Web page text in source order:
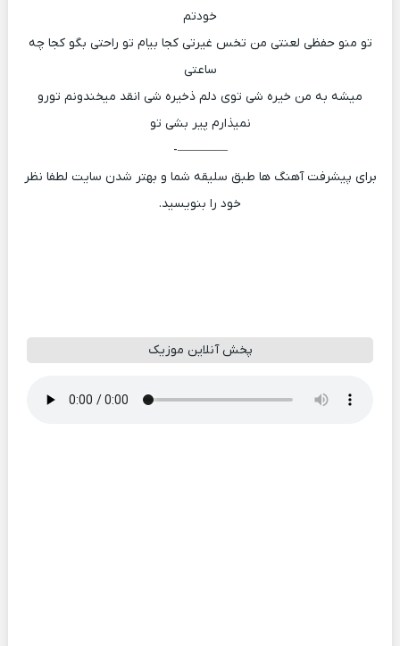
خودتم
تو منو حفظی لعنتی من تخس غیرتی کجا بیام تو راحتی بگو کجا چه
ساعتی
میشه به من خیره شی توی دلم ذخیره شی انقد میخندونم تورو
نمیذارم پیر بشی تو
————-
برای پیشرفت آهنگ ها طبق سلیقه شما و بهتر شدن سایت لطفا نظر
خود را بنویسید.
پخش آنلاین موزیک